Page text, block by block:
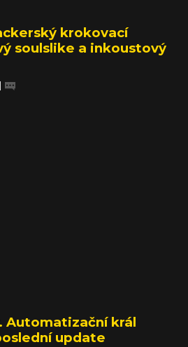
krokovací
soulslike a inkoustový
Automatizační král
update